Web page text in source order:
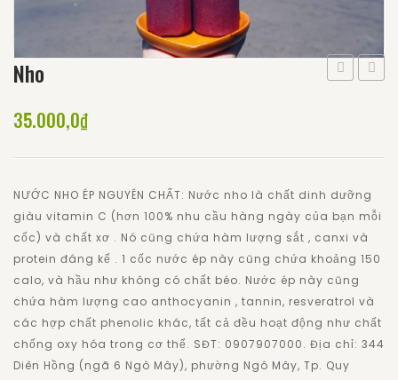
Nho
35.000,0₫
NƯỚC NHO ÉP NGUYÊN CHẤT: Nước nho là chất dinh dưỡng
giàu vitamin C (hơn 100% nhu cầu hàng ngày của bạn mỗi
cốc) và chất xơ . Nó cũng chứa hàm lượng sắt , canxi và
protein đáng kể . 1 cốc nước ép này cũng chứa khoảng 150
calo, và hầu như không có chất béo. Nước ép này cũng
chứa hàm lượng cao anthocyanin , tannin, resveratrol và
các hợp chất phenolic khác, tất cả đều hoạt động như chất
chống oxy hóa trong cơ thể. SĐT: 0907907000. Địa chỉ: 344
Diên Hồng (ngã 6 Ngô Mây), phường Ngô Mây, Tp. Quy